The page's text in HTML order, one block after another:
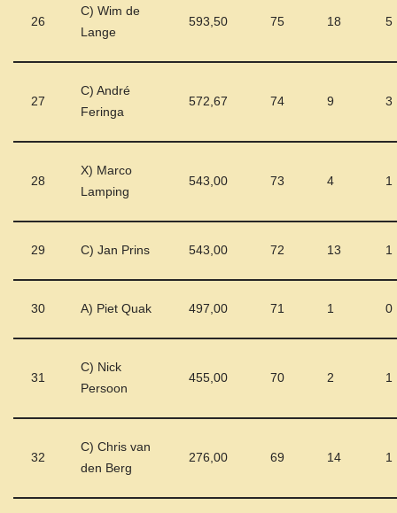
26
C) Wim de
Lange
593,50 75 18 5
27
C) André
Feringa
572,67 74 9 3
28
X) Marco
Lamping
543,00 73 4 1
29 C) Jan Prins 543,00 72 13 1
30 A) Piet Quak 497,00 71 1 0
31
C) Nick
Persoon
455,00 70 2 1
32
C) Chris van
den Berg
276,00 69 14 1